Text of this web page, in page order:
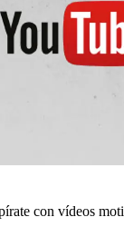
con vídeos